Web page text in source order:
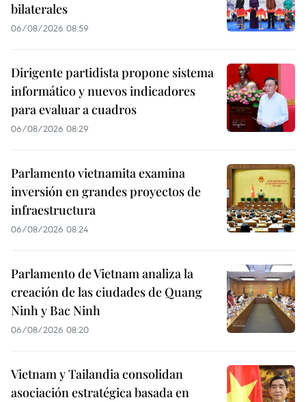
bilaterales
06/08/2026 08:59
Dirigente partidista propone sistema
informático y nuevos indicadores
para evaluar a cuadros
06/08/2026 08:29
Parlamento vietnamita examina
inversión en grandes proyectos de
infraestructura
06/08/2026 08:24
Parlamento de Vietnam analiza la
creación de las ciudades de Quang
Ninh y Bac Ninh
06/08/2026 08:20
Vietnam y Tailandia consolidan
asociación estratégica basada en